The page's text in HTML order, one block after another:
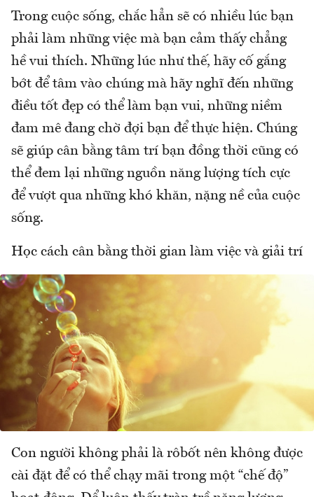
Trong cuộc sống, chắc hẳn sẽ có nhiều lúc bạn
phải làm những việc mà bạn cảm thấy chẳng
hề vui thích. Những lúc như thế, hãy cố gắng
bớt để tâm vào chúng mà hãy nghĩ đến những
điều tốt đẹp có thể làm bạn vui, những niềm
đam mê đang chờ đợi bạn để thực hiện. Chúng
sẽ giúp cân bằng tâm trí bạn đồng thời cũng có
thể đem lại những nguồn năng lượng tích cực
để vượt qua những khó khăn, nặng nề của cuộc
sống.
Học cách cân bằng thời gian làm việc và giải trí
Con người không phải là rôbốt nên không được
cài đặt để có thể chạy mãi trong một “chế độ”